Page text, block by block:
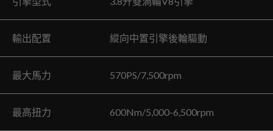
輸出配置 縱向中置引擎後輪驅動
最大馬力 570PS/7,500rpm
最高扭力 600Nm/5,000-6,500rpm